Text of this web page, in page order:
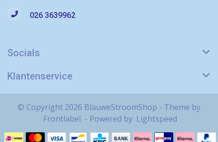
026 3639962
Socials
Klantenservice
© Copyright 2026 BlauweStroomShop - Theme by
Frontlabel - Powered by Lightspeed